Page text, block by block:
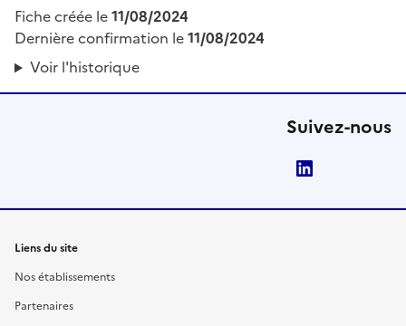
Fiche créée le11/08/2024
Dernière confirmation le11/08/2024
Voir l'historique
Suivez-nous
Liens du site
Nos établissements
Partenaires